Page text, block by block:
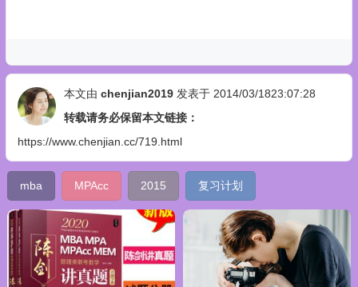
本文由 chenjian2019发表于 2014/03/1823:07:28
转载请务必保留本文链接：
https://www.chenjian.cc/719.html
mba MPAcc 2015 复习计划